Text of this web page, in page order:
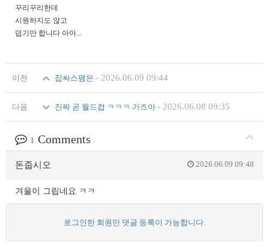
꾸리꾸리한데
시원하지도 않고
덥기만 합니다 아아...
이전 잡싸스팸은 - 2026.06.09 09:44
다음 진짜 곧 월드컵 ㅋㅋㅋ 가즈아 - 2026.06.08 09:35
1 Comments
돈줍시오 2026.06.09 09:48
겨울이 그립네요 ㅋㅋ
로그인한 회원만 댓글 등록이 가능합니다.